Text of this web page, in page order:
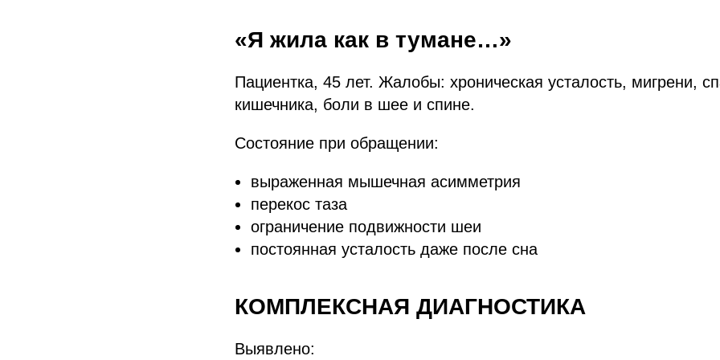
«Я жила как в тумане…»
Пациентка, 45 лет. Жалобы: хроническая усталость, мигрени,
кишечника, боли в шее и спине.
Состояние при обращении:
выраженная мышечная асимметрия
перекос таза
ограничение подвижности шеи
постоянная усталость даже после сна
КОМПЛЕКСНАЯ ДИАГНОСТИКА
Выявлено: